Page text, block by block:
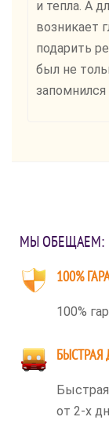
и тепла. А
возникает
подарить
был не
запомнился
МЫ ОБЕЩАЕМ:
100%
100%
БЫСТРАЯ
от 2-х